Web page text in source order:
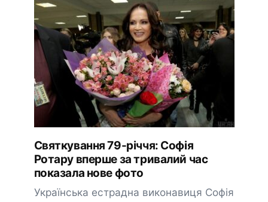
Святкування 79-річчя: Софія
Ротару вперше за тривалий час
показала нове фото
Українська естрадна виконавиця Софія